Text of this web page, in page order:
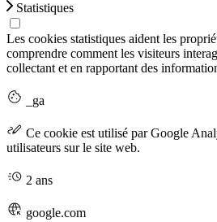
Statistiques
Les cookies statistiques aident les
comprendre comment les visiteurs
collectant et en rapportant des
_ga
Ce cookie est utilisé par Google
utilisateurs sur le site web.
2 ans
google.com